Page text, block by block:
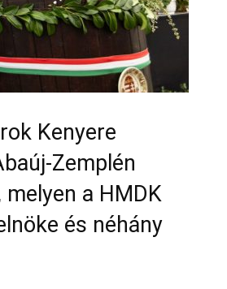
Kenyere
Zemplén
a HMDK
és néhány